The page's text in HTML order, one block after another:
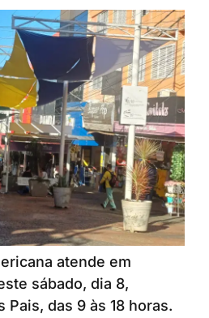
atende em
sábado, dia 8,
Pais, das 9 às 18 horas.